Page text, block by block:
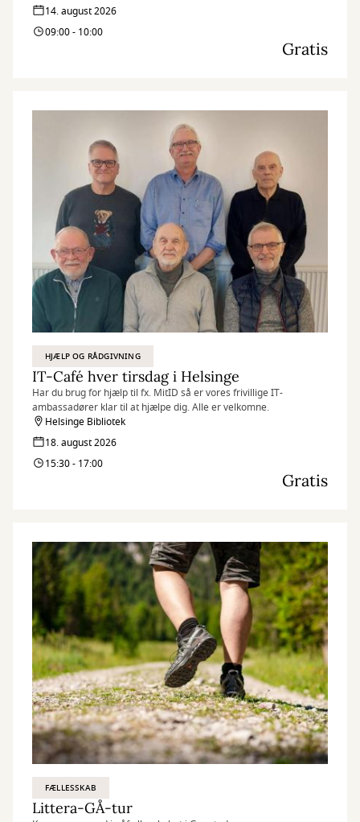
14. august 2026
09:00 - 10:00
Gratis
HJÆLP OG RÅDGIVNING
IT-Café hver tirsdag i Helsinge
Har du brug for hjælp til fx. MitID så er vores frivillige IT-
ambassadører klar til at hjælpe dig. Alle er velkomne.
Helsinge Bibliotek
18. august 2026
15:30 - 17:00
Gratis
FÆLLESSKAB
Littera-GÅ-tur